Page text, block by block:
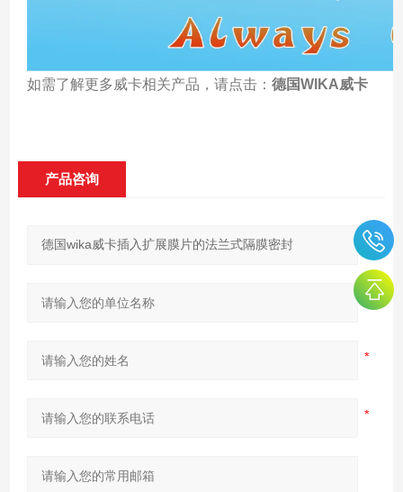
如需了解更多威卡相关产品，请点击： 德国WIKA威卡
产品咨询